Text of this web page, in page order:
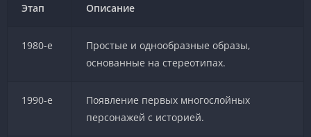
Этап Описание
1980-е
Простые и однообразные образы,
основанные на стереотипах.
1990-е
Появление первых многослойных
персонажей с историей.